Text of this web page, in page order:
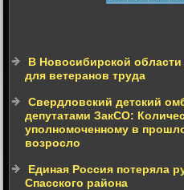
В Новосибирской
для ветеранов труда
Свердловский детский
депутатами ЗакСО:
уполномоченному в
возросло
Единая Россия потеряла
Спасского района